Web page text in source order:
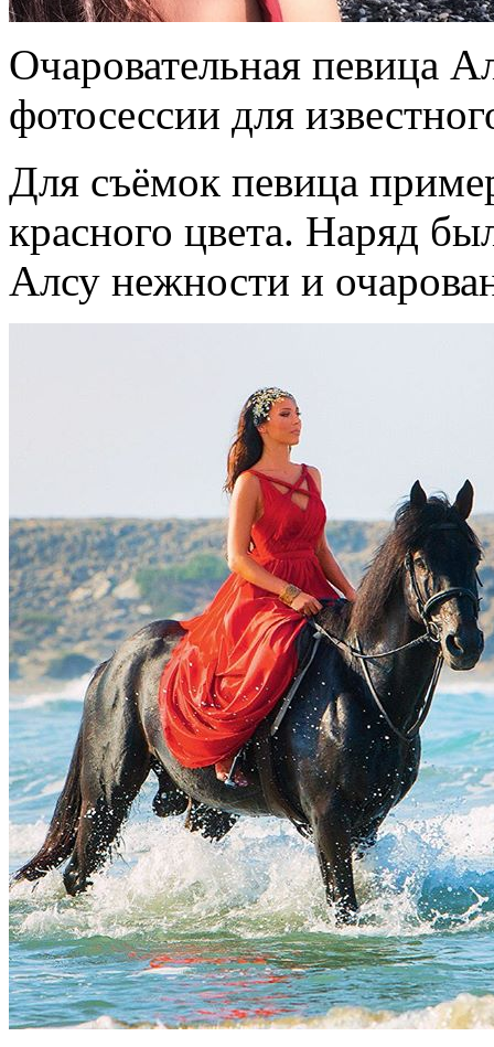
Очаровательная певица
фотосессии для
Для съёмок певица
красного цвета. Наряд
Алсу нежности и